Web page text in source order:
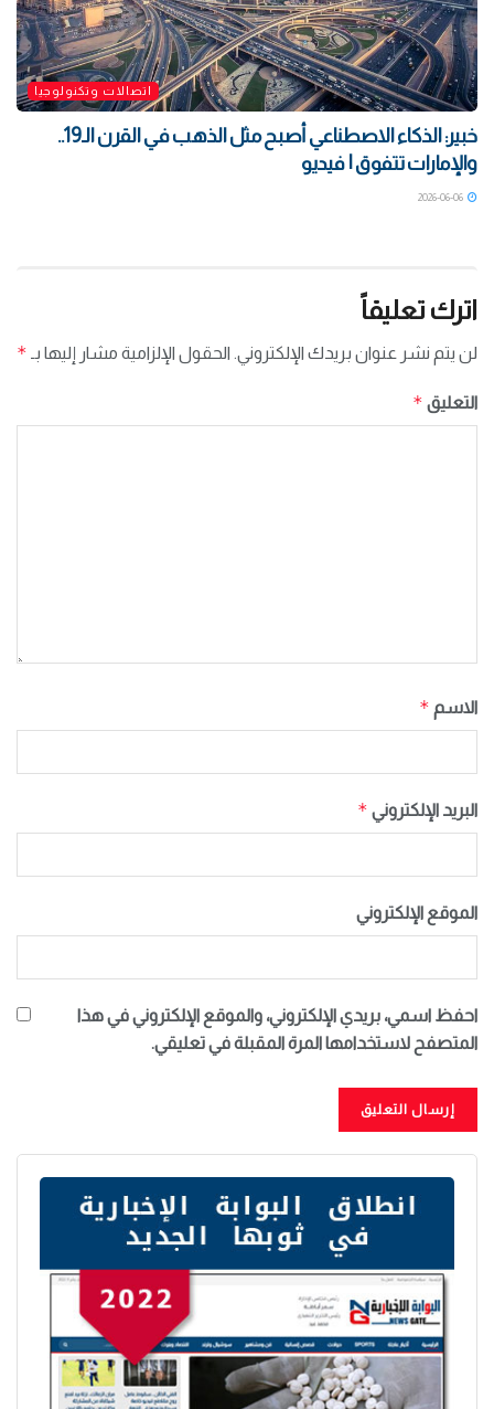
اتصالات وتكنولوجيا
خبير: الذكاء الاصطناعي أصبح مثل الذهب في القرن الـ19..
والإمارات تتفوق | فيديو
اترك تعليقاً
لن يتم نشر عنوان بريدك الإلكتروني. الحقول الإلزامية مشار إليها بـ *
التعليق *
الاسم *
البريد الإلكتروني *
الموقع الإلكتروني
احفظ اسمي، بريدي الإلكتروني، والموقع الإلكتروني في هذا
المتصفح لاستخدامها المرة المقبلة في تعليقي.